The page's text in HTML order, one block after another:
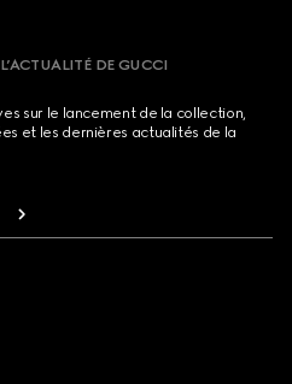
DE GUCCI
sur le lancement de la collection,
et les dernières actualités de la